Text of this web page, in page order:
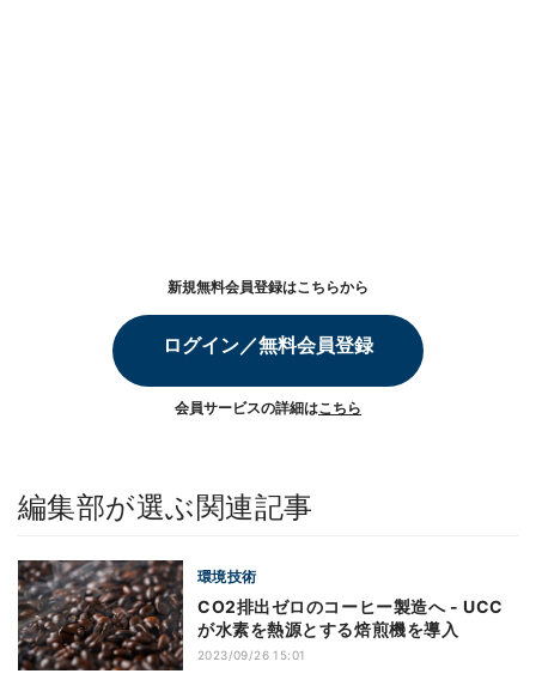
新規無料会員登録はこちらから
ログイン／無料会員登録
会員サービスの詳細はこちら
編集部が選ぶ関連記事
環境技術
CO2排出ゼロのコーヒー製造へ - UCC
が水素を熱源とする焙煎機を導入
2023/09/26 15:01